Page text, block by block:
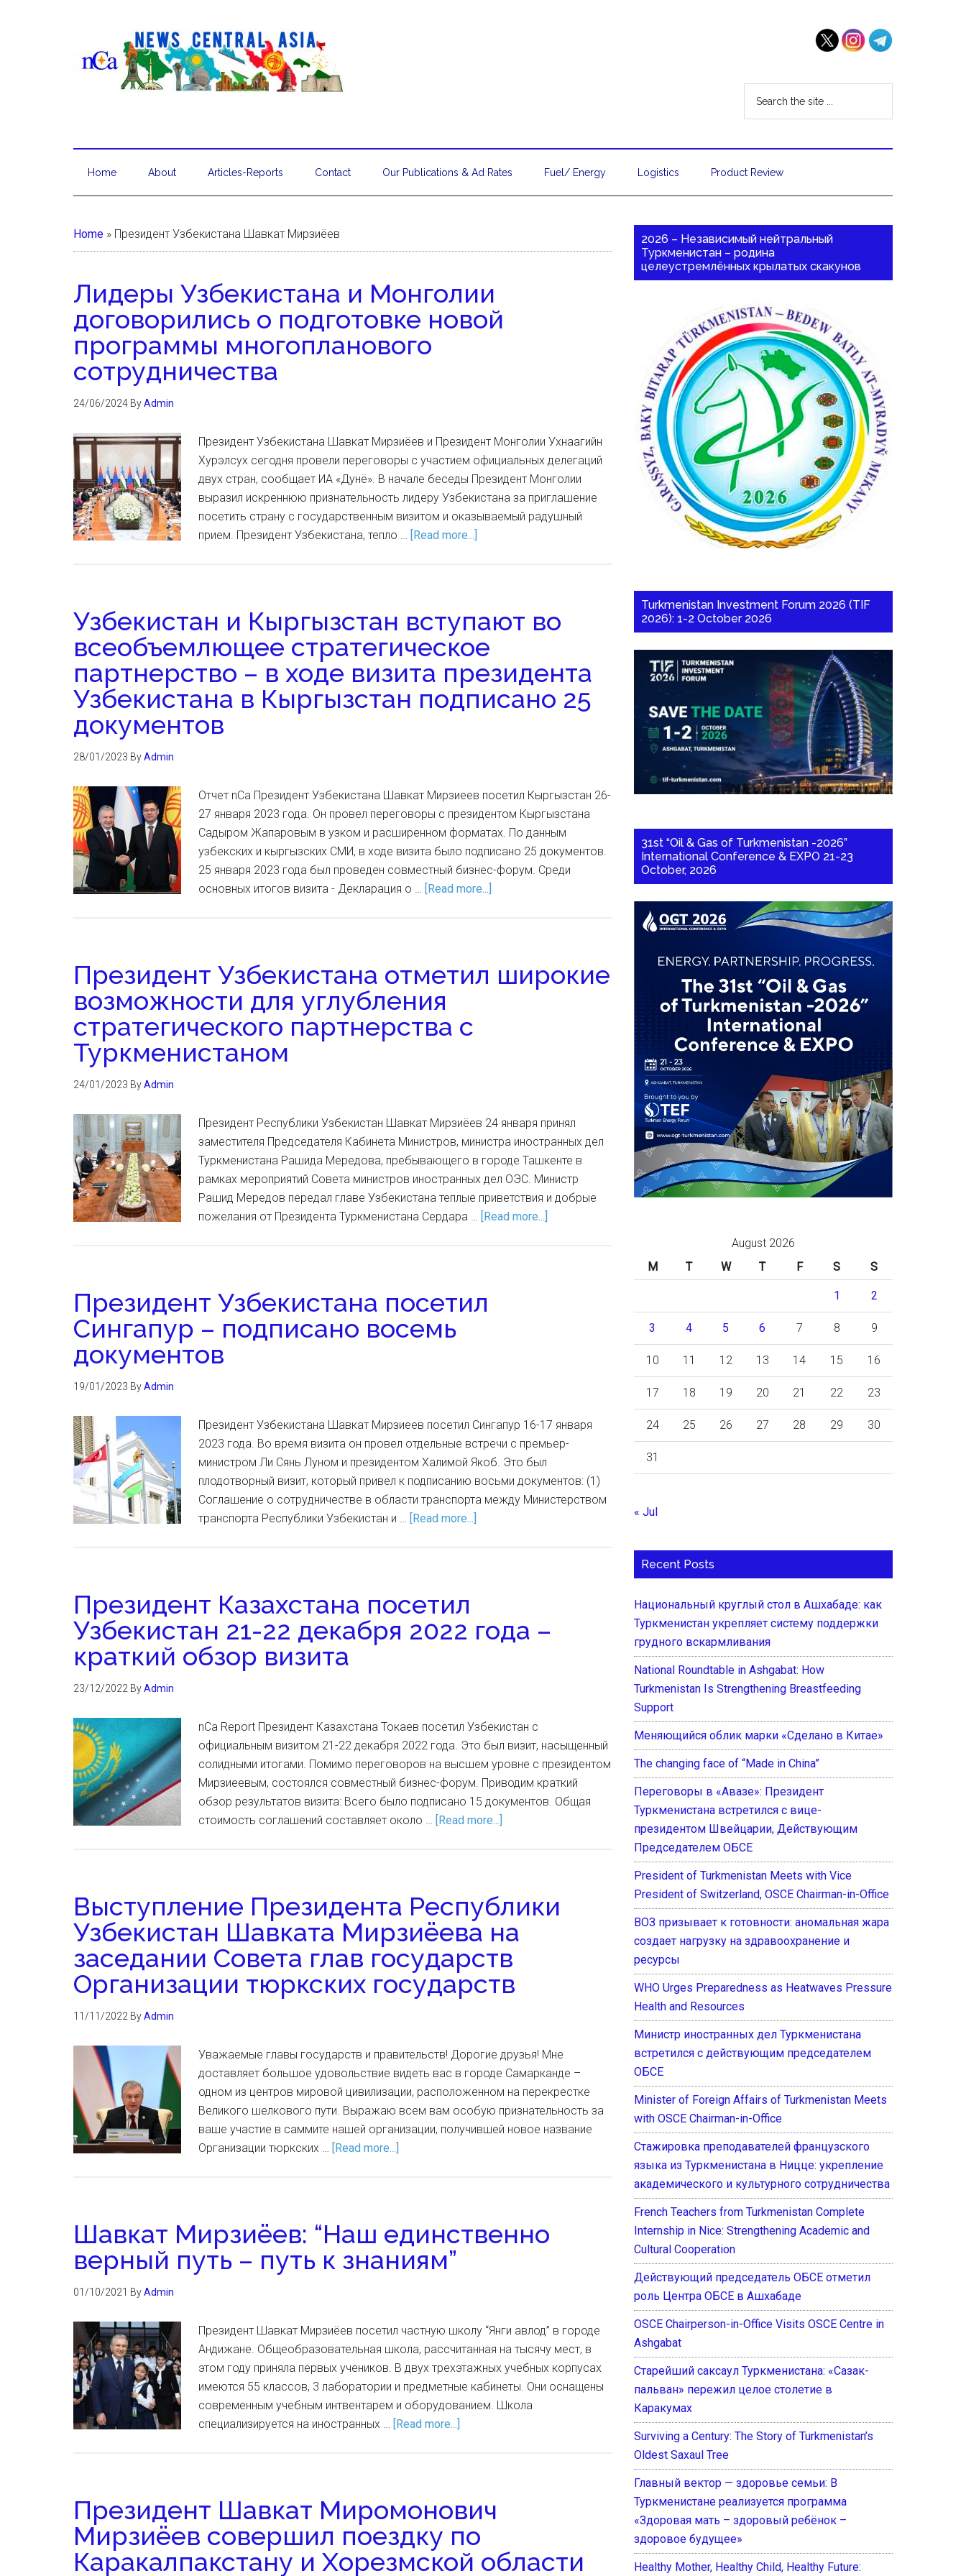
Home About Articles-Reports Contact Our Publications & Ad Rates Fuel/ Energy Logistics Product Review
Home » Президент Узбекистана Шавкат Мирзиёев
Лидеры Узбекистана и Монголии
договорились о подготовке новой
программы многопланового
сотрудничества
24/06/2024 ByAdmin
Президент Узбекистана Шавкат Мирзиёев и Президент Монголии Ухнаагийн
Хурэлсух сегодня провели переговоры с участием официальных делегаций
двух стран, сообщает ИА «Дунё». В начале беседы Президент Монголии
выразил искреннюю признательность лидеру Узбекистана за приглашение
посетить страну с государственным визитом и оказываемый радушный
прием. Президент Узбекистана, тепло … [Read more...]
Узбекистан и Кыргызстан вступают во
всеобъемлющее стратегическое
партнерство – в ходе визита президента
Узбекистана в Кыргызстан подписано 25
документов
28/01/2023 ByAdmin
Отчет nCa Президент Узбекистана Шавкат Мирзиеев посетил Кыргызстан 26-
27 января 2023 года. Он провел переговоры с президентом Кыргызстана
Садыром Жапаровым в узком и расширенном форматах. По данным
узбекских и кыргызских СМИ, в ходе визита было подписано 25 документов.
25 января 2023 года был проведен совместный бизнес-форум. Среди
основных итогов визита - Декларация о … [Read more...]
Президент Узбекистана отметил широкие
возможности для углубления
стратегического партнерства с
Туркменистаном
24/01/2023 ByAdmin
Президент Республики Узбекистан Шавкат Мирзиёев 24 января принял
заместителя Председателя Кабинета Министров, министра иностранных дел
Туркменистана Рашида Мередова, пребывающего в городе Ташкенте в
рамках мероприятий Совета министров иностранных дел ОЭС. Министр
Рашид Мередов передал главе Узбекистана теплые приветствия и добрые
пожелания от Президента Туркменистана Сердара … [Read more...]
Президент Узбекистана посетил
Сингапур – подписано восемь
документов
19/01/2023 ByAdmin
Президент Узбекистана Шавкат Мирзиеев посетил Сингапур 16-17 января
2023 года. Во время визита он провел отдельные встречи с премьер-
министром Ли Сянь Луном и президентом Халимой Якоб. Это был
плодотворный визит, который привел к подписанию восьми документов: (1)
Соглашение о сотрудничестве в области транспорта между Министерством
транспорта Республики Узбекистан и … [Read more...]
Президент Казахстана посетил
Узбекистан 21-22 декабря 2022 года –
краткий обзор визита
23/12/2022 ByAdmin
nCa Report Президент Казахстана Токаев посетил Узбекистан с
официальным визитом 21-22 декабря 2022 года. Это был визит, насыщенный
солидными итогами. Помимо переговоров на высшем уровне с президентом
Мирзиеевым, состоялся совместный бизнес-форум. Приводим краткий
обзор результатов визита: Всего было подписано 15 документов. Общая
стоимость соглашений составляет около … [Read more...]
Выступление Президента Республики
Узбекистан Шавката Мирзиёева на
заседании Совета глав государств
Организации тюркских государств
11/11/2022 ByAdmin
Уважаемые главы государств и правительств! Дорогие друзья! Мне
доставляет большое удовольствие видеть вас в городе Самарканде –
одном из центров мировой цивилизации, расположенном на перекрестке
Великого шелкового пути. Выражаю всем вам особую признательность за
ваше участие в саммите нашей организации, получившей новое название
Организации тюркских … [Read more...]
Шавкат Мирзиёев: “Наш единственно
верный путь – путь к знаниям”
01/10/2021 ByAdmin
Президент Шавкат Мирзиёев посетил частную школу “Янги авлод” в городе
Андижане. Общеобразовательная школа, рассчитанная на тысячу мест, в
этом году приняла первых учеников. В двух трехэтажных учебных корпусах
имеются 55 классов, 3 лаборатории и предметные кабинеты. Они оснащены
современным учебным интвентарем и оборудованием. Школа
специализируется на иностранных … [Read more...]
Президент Шавкат Миромонович
Мирзиёев совершил поездку по
Каракалпакстану и Хорезмской области
2026 – Независимый нейтральный
Туркменистан – родина
целеустремлённых крылатых скакунов
Turkmenistan Investment Forum 2026 (TIF
2026): 1-2 October 2026
31st “Oil & Gas of Turkmenistan -2026”
International Conference & EXPO 21-23
October, 2026
August 2026
M
T W T F S S
1 2
3 4 5 6 7 8 9
10 11 12 13 14 15 16
17 18 19 20 21 22 23
24 25 26 27 28 29 30
31
« Jul
Recent Posts
Национальный круглый стол в Ашхабаде: как
Туркменистан укрепляет систему поддержки
грудного вскармливания
National Roundtable in Ashgabat: How
Turkmenistan Is Strengthening Breastfeeding
Support
Меняющийся облик марки «Сделано в Китае»
The changing face of “Made in China”
Переговоры в «Авазе»: Президент
Туркменистана встретился с вице-
президентом Швейцарии, Действующим
Председателем ОБСЕ
President of Turkmenistan Meets with Vice
President of Switzerland, OSCE Chairman-in-Office
ВОЗ призывает к готовности: аномальная жара
создает нагрузку на здравоохранение и
ресурсы
WHO Urges Preparedness as Heatwaves Pressure
Health and Resources
Министр иностранных дел Туркменистана
встретился с действующим председателем
ОБСЕ
Minister of Foreign Affairs of Turkmenistan Meets
with OSCE Chairman-in-Office
Стажировка преподавателей французского
языка из Туркменистана в Ницце: укрепление
академического и культурного сотрудничества
French Teachers from Turkmenistan Complete
Internship in Nice: Strengthening Academic and
Cultural Cooperation
Действующий председатель ОБСЕ отметил
роль Центра ОБСЕ в Ашхабаде
OSCE Chairperson-in-Office Visits OSCE Centre in
Ashgabat
Старейший саксаул Туркменистана: «Сазак-
пальван» пережил целое столетие в
Каракумах
Surviving a Century: The Story of Turkmenistan’s
Oldest Saxaul Tree
Главный вектор — здоровье семьи: В
Туркменистане реализуется программа
«Здоровая мать – здоровый ребёнок –
здоровое будущее»
Healthy Mother, Healthy Child, Healthy Future: